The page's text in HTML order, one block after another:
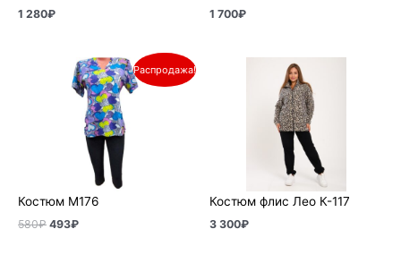
1 280₽ 1 700₽
Распродажа!
Костюм М176
580₽
Первоначальная
цена
составляла
493₽
Текущая
цена:
493₽.
Костюм флис Лео К-117
3 300₽